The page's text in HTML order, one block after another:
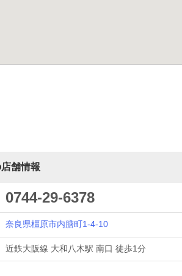
舗情報
0744-29-6378
奈良県橿原市内膳町1-4-10
近鉄大阪線 大和八木駅 南口 徒歩1分